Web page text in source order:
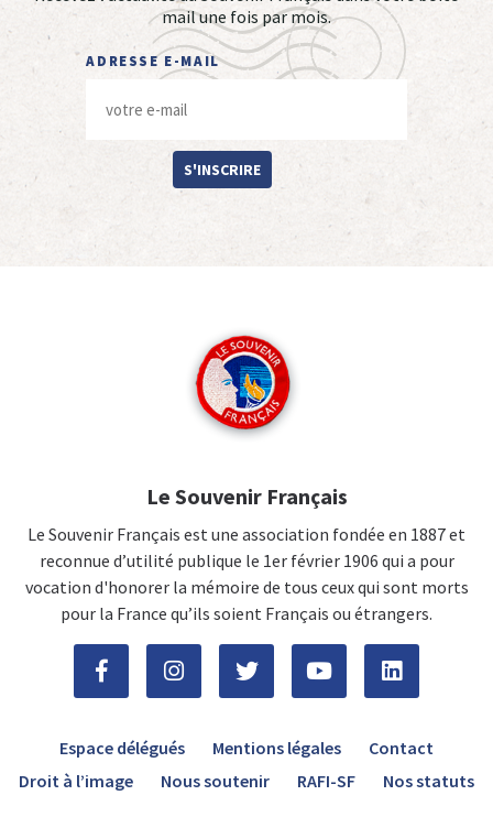
mail une fois par mois.
ADRESSE E-MAIL
S'INSCRIRE
Le Souvenir Français
Le Souvenir Français est une association fondée en 1887 et
reconnue d’utilité publique le 1er février 1906 qui a pour
vocation d'honorer la mémoire de tous ceux qui sont morts
pour la France qu’ils soient Français ou étrangers.
Espace délégués Mentions légales
Contact
Droit à l’image
Nous soutenir RAFI-SF Nos statuts